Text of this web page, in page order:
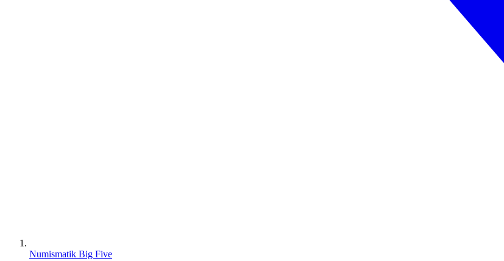
Numismatik Big Five